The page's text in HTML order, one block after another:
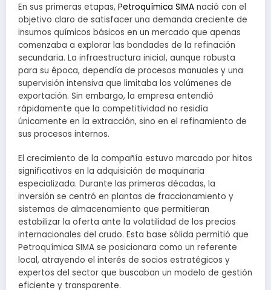
En sus primeras etapas, Petroquímica SIMA nació con el
objetivo claro de satisfacer una demanda creciente de
insumos químicos básicos en un mercado que apenas
comenzaba a explorar las bondades de la refinación
secundaria. La infraestructura inicial, aunque robusta
para su época, dependía de procesos manuales y una
supervisión intensiva que limitaba los volúmenes de
exportación. Sin embargo, la empresa entendió
rápidamente que la competitividad no residía
únicamente en la extracción, sino en el refinamiento de
sus procesos internos.
El crecimiento de la compañía estuvo marcado por hitos
significativos en la adquisición de maquinaria
especializada. Durante las primeras décadas, la
inversión se centró en plantas de fraccionamiento y
sistemas de almacenamiento que permitieran
estabilizar la oferta ante la volatilidad de los precios
internacionales del crudo. Esta base sólida permitió que
Petroquímica SIMA se posicionara como un referente
local, atrayendo el interés de socios estratégicos y
expertos del sector que buscaban un modelo de gestión
eficiente y transparente.